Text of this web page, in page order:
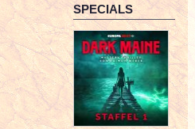
SPECIALS